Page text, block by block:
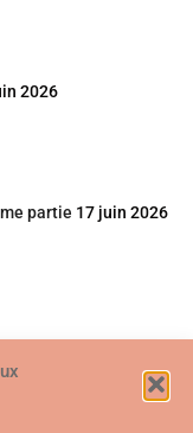
2026
partie 17 juin 2026